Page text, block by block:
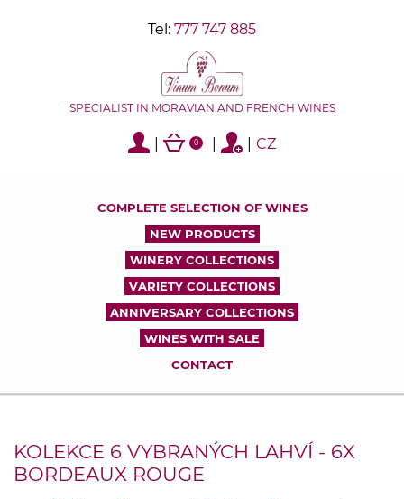
Tel: 777 747 885
SPECIALIST IN MORAVIAN AND FRENCH WINES
0 CZ
COMPLETE SELECTION OF WINES
NEW PRODUCTS
WINERY COLLECTIONS
VARIETY COLLECTIONS
ANNIVERSARY COLLECTIONS
WINES WITH SALE
CONTACT
KOLEKCE 6 VYBRANÝCH LAHVÍ - 6X
BORDEAUX ROUGE